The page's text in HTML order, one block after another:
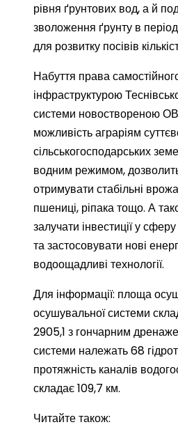
рівня ґрунтових вод, а й
зволоження ґрунту в
для розвитку посівів
Набуття права
інфраструктурою
системи новоствореною
можливість аграріям
сільськогосподарських
водним режимом,
отримувати стабільні
пшениці, ріпака тощо. А
залучати інвестиції у
та застосовувати нові
водоощадливі технології.
Для інформації: площа
осушувальної системи
2905,1 з гончарним
системи належать 68
протяжність каналів
складає 109,7 км.
Читайте також: